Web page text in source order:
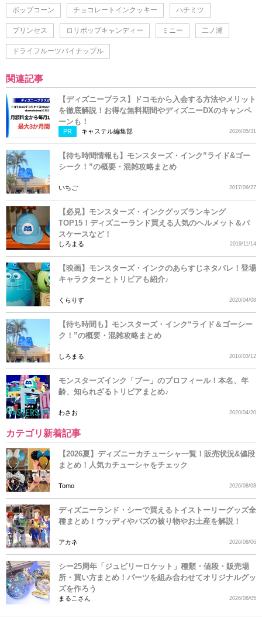
ポップコーン チョコレートインクッキー ハチミツ
プリンセス ロリポップキャンディー ミニー 二ノ瀬
ドライフルーツパイナップル
関連記事
【ディズニープラス】ドコモから入会する方法やメリット
を徹底解説！お得な無料期間やディズニーDXのキャンペ
ーンも！
PR キャステル編集部 2026/05/31
【待ち時間情報も】モンスターズ・インク”ライド&ゴー
シーク！”の概要・混雑攻略まとめ
いちご 2017/09/27
【必見】モンスターズ・インクグッズランキング
TOP15！ディズニーランド買える人気のヘルメット＆パ
スケースなど！
しろまる 2019/11/14
【映画】モンスターズ・インクのあらすじネタバレ！登場
キャラクターとトリビアも紹介♪
くらりす 2020/04/08
【待ち時間も】モンスターズ・インク“ライド＆ゴーシー
ク！”の概要・混雑攻略まとめ
しろまる 2018/03/12
モンスターズインク「ブー」のプロフィール！本名、年
齢、知られざるトリビアまとめ♪
わさお 2020/04/20
カテゴリ新着記事
【2026夏】ディズニーカチューシャ一覧！販売状況&値段
まとめ！人気カチューシャをチェック
Tomo 2026/08/08
ディズニーランド・シーで買えるトイストーリーグッズ全
種まとめ！ウッディやバズの被り物やお土産を解説！
アカネ 2026/08/06
シー25周年「ジュビリーロケット」種類・値段・販売場
所・買い方まとめ！パーツを組み合わせてオリジナルグッ
ズを作ろう
まるこさん 2026/08/05